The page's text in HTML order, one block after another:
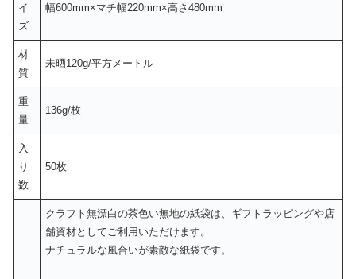
イ
ズ
幅600mm×マチ幅220mm×高さ480mm
材
質
未晒120g/平方メートル
重
量
136g/枚
入
り
数
50枚
クラフト無漂白の茶色い無地の紙袋は、ギフトラッピングや店
舗資材としてご利用いただけます。
ナチュラルな風合いが素敵な紙袋です。